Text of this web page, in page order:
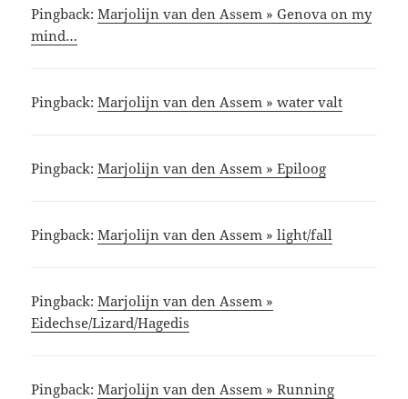
Pingback:Marjolijn van den Assem » Genova on my
mind…
Pingback:Marjolijn van den Assem » water valt
Pingback:Marjolijn van den Assem » Epiloog
Pingback:Marjolijn van den Assem » light/fall
Pingback:Marjolijn van den Assem »
Eidechse/Lizard/Hagedis
Pingback:Marjolijn van den Assem » Running